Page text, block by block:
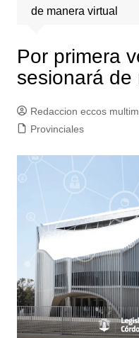
de manera virtual
Por primera
sesionará de
Redaccion eccos
Provinciales